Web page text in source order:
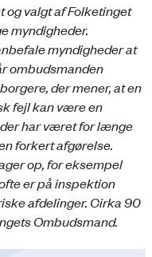
og valgt af Folketinget
myndigheder.
myndigheder at
ombudsmanden
der mener, at en
fejl kan være en
har været for længe
forkert afgørelse.
op, for eksempel
er på inspektion
afdelinger. Cirka 90
Ombudsmand.